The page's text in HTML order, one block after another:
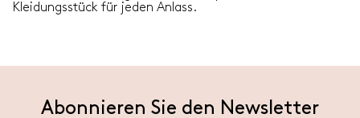
Kleidungsstück für jeden Anlass.
Abonnieren Sie den Newsletter